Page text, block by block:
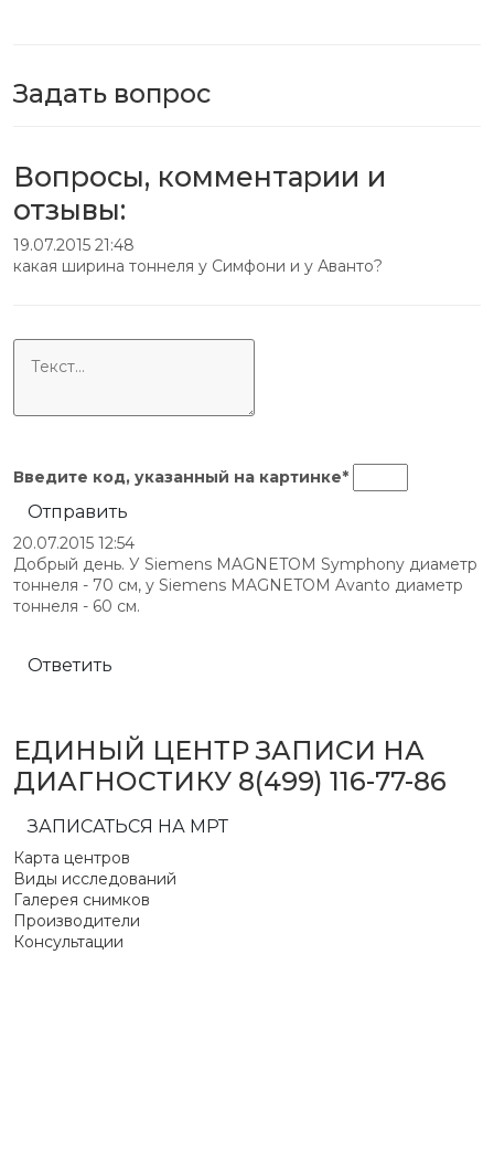
Задать вопрос
Вопросы, комментарии и
отзывы:
19.07.2015 21:48
какая ширина тоннеля у Симфони и у Аванто?
Введите код, указанный на картинке*
Отправить
20.07.2015 12:54
Добрый день. У Siemens MAGNETOM Symphony диаметр
тоннеля - 70 см, у Siemens MAGNETOM Avanto диаметр
тоннеля - 60 см.
Ответить
ЕДИНЫЙ ЦЕНТР ЗАПИСИ НА
ДИАГНОСТИКУ 8(499) 116-77-86
ЗАПИСАТЬСЯ НА МРТ
Карта центров
Виды исследований
Галерея снимков
Производители
Консультации